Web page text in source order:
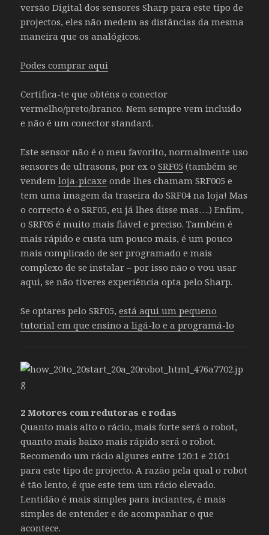
versão Digital dos sensores Sharp para este tipo de
projectos, eles não medem as distâncias da mesma
maneira que os analógicos.
Podes comprar aqui
Certifica-te que obténs o conector
vermelho/preto/branco. Nem sempre vem incluido
e não é um conector standard.
Este sensor não é o meu favorito, normalmente uso
sensores de ultrasons, por ex oSRF05 (também se
vendemloja-picaxe onde lhes chamam SRF005 e
tem uma imagem da traseira do SRF04 na loja! Mas
o correcto é o SRF05, eu já lhes disse mas….) Enfim,
o SRF05 é muito mais fiável e preciso. Também é
mais rápido e custa um pouco mais, é um pouco
mais complicado de ser programado e mais
complexo de se instalar – por isso não o vou usar
aqui, se não tiveres experiência opta pelo Sharp.
Se optares pelo SRF05,está aqui um pequeno
tutorial em que ensino a ligá-lo e a programá-lo
2 Motores com redutoras e rodas
Quanto mais alto o rácio, mais forte será o robot,
quanto mais baixo mais rápido será o robot.
Recomendo um rácio algures entre 120:1 e 210:1
para este tipo de projecto. A razão pela qual o robot
é tão lento, é que este tem um rácio elevado.
Lentidão é mais simples para inciantes, é mais
simples de entender e de acompanhar o que
acontece.